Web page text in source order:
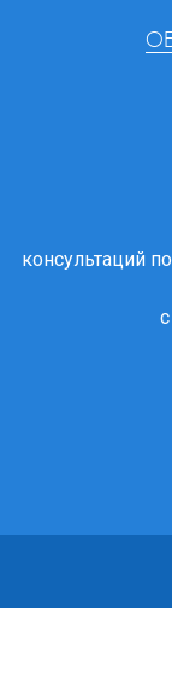
консультаций